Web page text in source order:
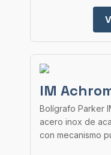
IM
Bolígrafo Parker
acero inox de
con mecanismo